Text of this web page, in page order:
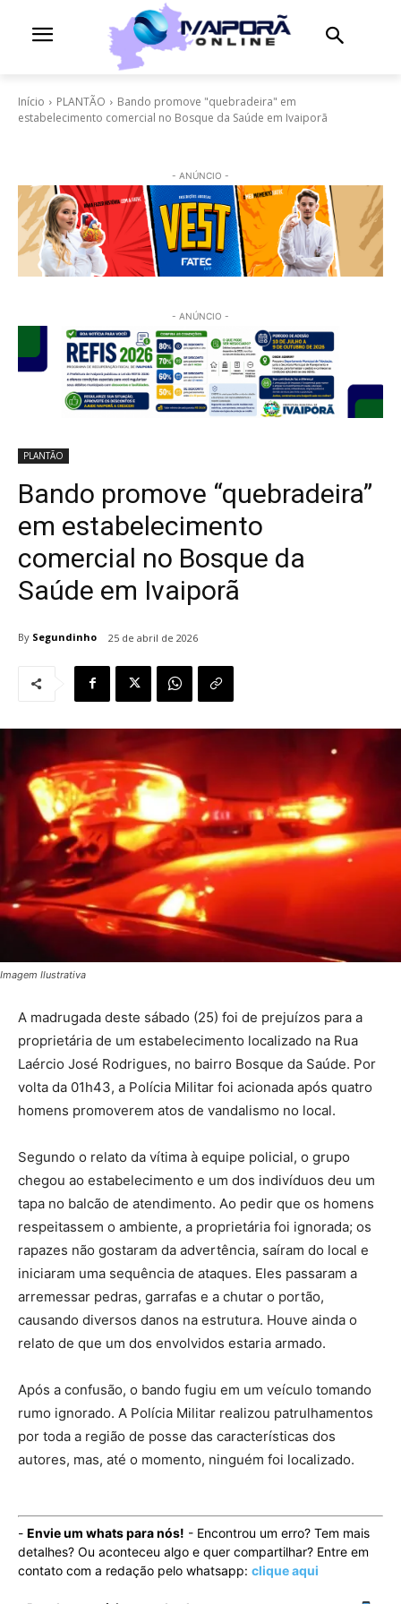
Início PLANTÃO
Bando promove "quebradeira" em
estabelecimento comercial no Bosque da Saúde em Ivaiporã
- ANÚNCIO -
- ANÚNCIO -
PLANTÃO
Bando promove “quebradeira”
em estabelecimento
comercial no Bosque da
Saúde em Ivaiporã
By Segundinho 25 de abril de 2026
Imagem Ilustrativa
A madrugada deste sábado (25) foi de prejuízos para a
proprietária de um estabelecimento localizado na Rua
Laércio José Rodrigues, no bairro Bosque da Saúde. Por
volta da 01h43, a Polícia Militar foi acionada após quatro
homens promoverem atos de vandalismo no local.
Segundo o relato da vítima à equipe policial, o grupo
chegou ao estabelecimento e um dos indivíduos deu um
tapa no balcão de atendimento. Ao pedir que os homens
respeitassem o ambiente, a proprietária foi ignorada; os
rapazes não gostaram da advertência, saíram do local e
iniciaram uma sequência de ataques. Eles passaram a
arremessar pedras, garrafas e a chutar o portão,
causando diversos danos na estrutura. Houve ainda o
relato de que um dos envolvidos estaria armado.
Após a confusão, o bando fugiu em um veículo tomando
rumo ignorado. A Polícia Militar realizou patrulhamentos
por toda a região de posse das características dos
autores, mas, até o momento, ninguém foi localizado.
- Envie um whats para nós! - Encontrou um erro? Tem mais
detalhes? Ou aconteceu algo e quer compartilhar? Entre em
contato com a redação pelo whatsapp: clique aqui